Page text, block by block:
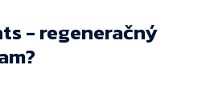
- regeneračný